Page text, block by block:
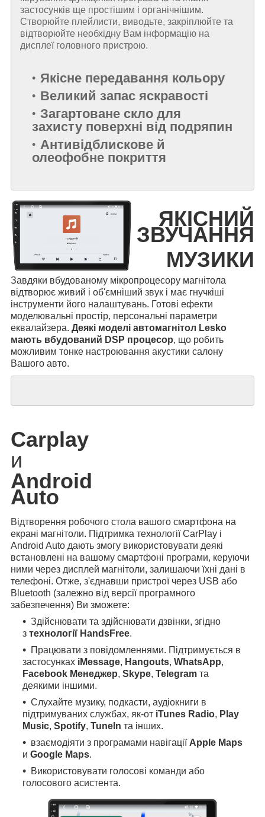
застосунків ще простішим і органічнішим.
Створюйте плейлисти, виводьте, закріплюйте та
відтворюйте необхідну Вам інформацію на
дисплеї головного пристрою.
Якісне передавання кольору
Великий запас яскравості
Загартоване скло для
захисту поверхні від подряпин
Антивідблискове й
олеофобне покриття
ЯКІСНИЙ
ЗВУЧАННЯ
МУЗИКИ
Завдяки вбудованому мікропроцесору магнітола
відтворює живий і об'ємніший звук і має гнучкіші
інструменти його налаштувань. Готові ефекти
моделювальні простір, персональні параметри
еквалайзера. Деякі моделі автомагнітол Lesko
мають вбудований DSP процесор, що робить
можливим тонке настроювання акустики салону
Вашого авто.
Carplay
и
Android
Auto
Відтворення робочого стола вашого смартфона на
екрані магнітоли. Підтримка технології CarPlay і
Android Auto дають змогу використовувати деякі
встановлені на вашому смартфоні програми, керуючи
ними через дисплей магнітоли, залишаючи їхні дані в
телефоні. Отже, з'єднавши пристрої через USB або
Bluetooth (залежно від версії програмного
забезпечення) Ви зможете:
Здійснювати та здійснювати дзвінки, згідно
з технології HandsFree.
Працювати з повідомленнями. Підтримується в
застосунках iMessage, Hangouts, WhatsApp,
Facebook Менеджер, Skype, Telegram та
деякими іншими.
Слухайте музику, подкасти, аудіокниги в
підтримуваних службах, як-от iTunes Radio, Play
Music, Spotify, TuneIn та інших.
взаємодіяти з програмами навігаціїApple Maps
и Google Maps.
Використовувати голосові команди або
голосового асистента.